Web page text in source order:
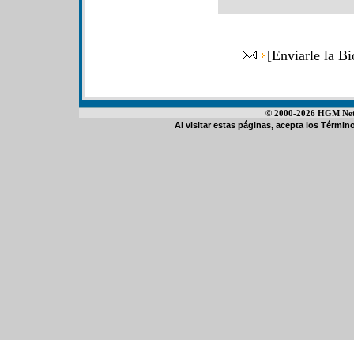
[Enviarle la
© 2000-2026 HGM
Al visitar estas páginas, acepta los